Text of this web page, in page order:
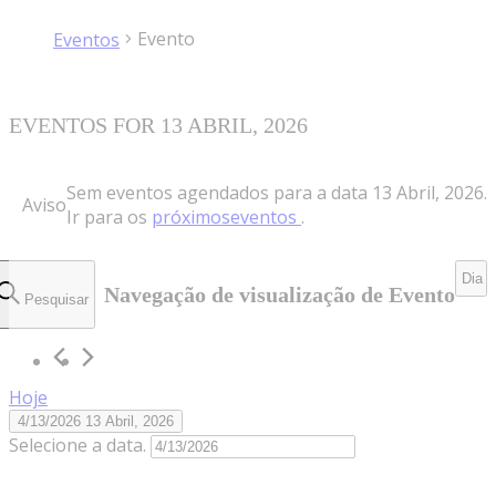
Eventos Evento
EVENTOS FOR 13 ABRIL, 2026
AvisoSem eventos agendados para a data 13 Abril, 2026.
Ir para os próximoseventos .
Pesquisar Navegação de visualização de Evento
Dia
Hoje
4/13/2026 13 Abril, 2026
Selecione a data.